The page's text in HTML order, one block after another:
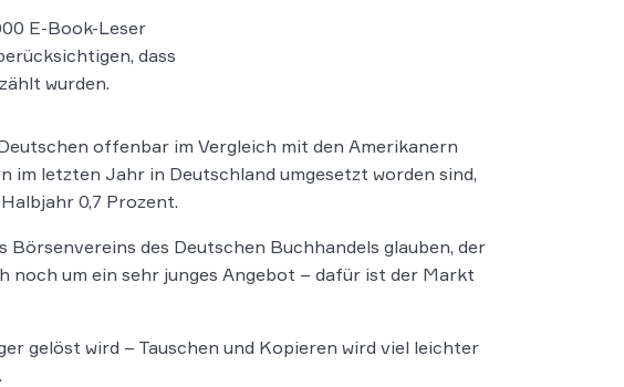
E-Book-Leser
dass
wurden.
offenbar im Vergleich mit den Amerikanern
im letzten Jahr in Deutschland umgesetzt worden sind,
0,7 Prozent.
des Deutschen Buchhandels glauben, der
noch um ein sehr junges Angebot – dafür ist der Markt
gelöst wird – Tauschen und Kopieren wird viel leichter